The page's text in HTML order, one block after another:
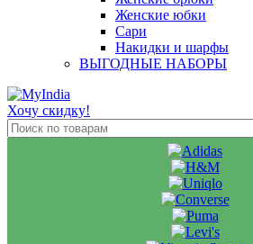
Женские юбки
Сари
Накидки и шарфы
ВЫГОДНЫЕ НАБОРЫ
Хочу скидку!